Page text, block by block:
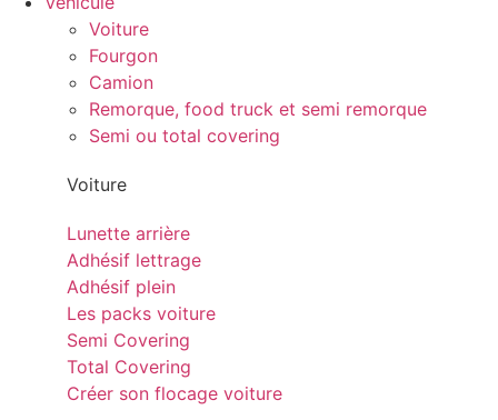
Voiture
Fourgon
Camion
Remorque, food truck et semi remorque
Semi ou total covering
Voiture
Lunette arrière
Adhésif lettrage
Adhésif plein
Les packs voiture
Semi Covering
Total Covering
Créer son flocage voiture